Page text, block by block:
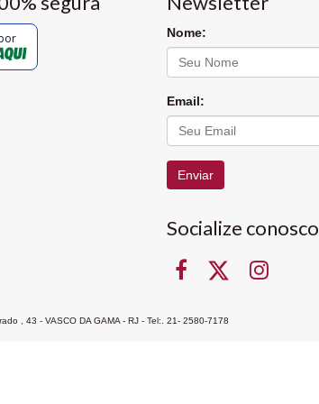
Nome:
Email:
Enviar
Socialize conosco
, 43 - VASCO DA GAMA - RJ - Tel:. 21- 2580-7178